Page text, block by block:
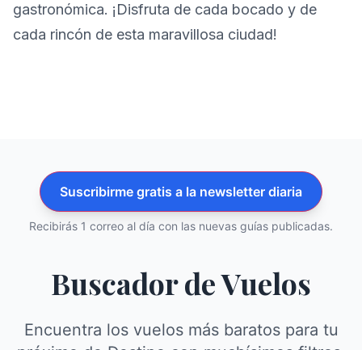
gastronómica. ¡Disfruta de cada bocado y de
cada rincón de esta maravillosa ciudad!
Suscribirme gratis a la newsletter diaria
Recibirás 1 correo al día con las nuevas guías publicadas.
Buscador de Vuelos
Encuentra los vuelos más baratos para tu